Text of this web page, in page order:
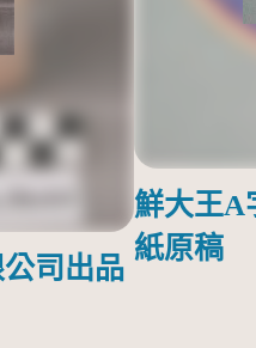
司出品
鮮大王A
紙原稿